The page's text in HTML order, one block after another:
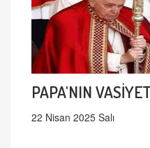
PAPA'NIN
22 Nisan 2025 Salı